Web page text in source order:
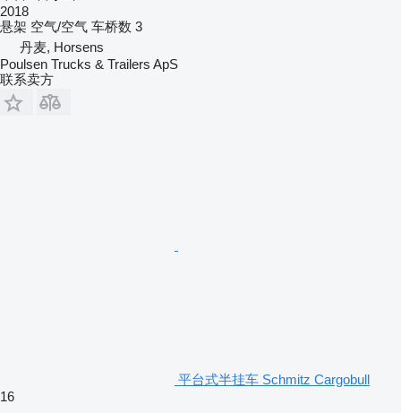
2018
悬架 空气/空气 车桥数 3
丹麦, Horsens
Poulsen Trucks & Trailers ApS
联系卖方
平台式半挂车 Schmitz Cargobull
16